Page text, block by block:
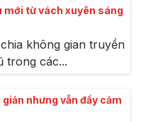
từ vách xuyên sáng
không gian truyền
trong các...
nhưng vẫn đầy cảm